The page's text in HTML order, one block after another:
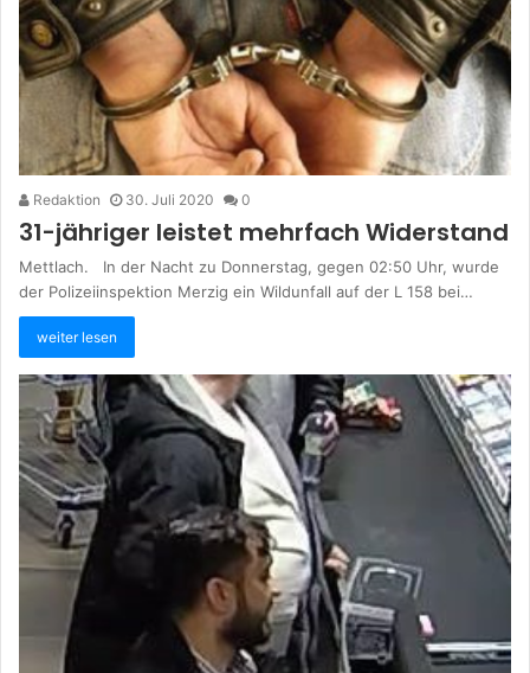
Redaktion 30. Juli 2020 0
31-jähriger leistet mehrfach Widerstand
Mettlach. In der Nacht zu Donnerstag, gegen 02:50 Uhr, wurde
der Polizeiinspektion Merzig ein Wildunfall auf der L 158 bei…
weiter lesen